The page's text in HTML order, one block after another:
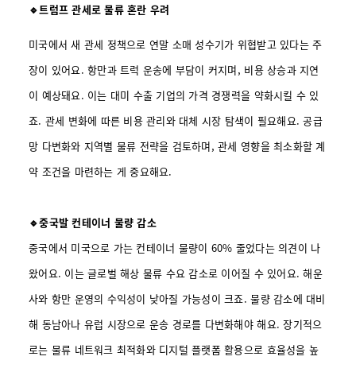
🔹트럼프 관세로 물류 혼란 우려
미국에서 새 관세 정책으로 연말 소매 성수기가 위협받고 있다는 주
장이 있어요. 항만과 트럭 운송에 부담이 커지며, 비용 상승과 지연
이 예상돼요. 이는 대미 수출 기업의 가격 경쟁력을 약화시킬 수 있
죠. 관세 변화에 따른 비용 관리와 대체 시장 탐색이 필요해요. 공급
망 다변화와 지역별 물류 전략을 검토하며, 관세 영향을 최소화할 계
약 조건을 마련하는 게 중요해요.
🔹중국발 컨테이너 물량 감소
중국에서 미국으로 가는 컨테이너 물량이 60% 줄었다는 의견이 나
왔어요. 이는 글로벌 해상 물류 수요 감소로 이어질 수 있어요. 해운
사와 항만 운영의 수익성이 낮아질 가능성이 크죠. 물량 감소에 대비
해 동남아나 유럽 시장으로 운송 경로를 다변화해야 해요. 장기적으
로는 물류 네트워크 최적화와 디지털 플랫폼 활용으로 효율성을 높